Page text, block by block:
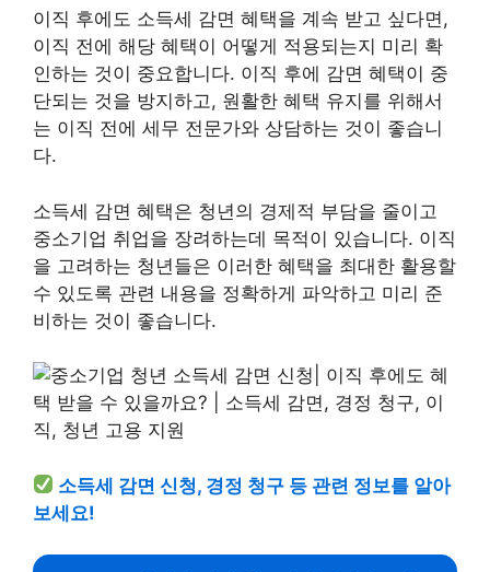
이직 후에도 소득세 감면 혜택을 계속 받고 싶다면,
이직 전에 해당 혜택이 어떻게 적용되는지 미리 확
인하는 것이 중요합니다. 이직 후에 감면 혜택이 중
단되는 것을 방지하고, 원활한 혜택 유지를 위해서
는 이직 전에 세무 전문가와 상담하는 것이 좋습니
다.
소득세 감면 혜택은 청년의 경제적 부담을 줄이고
중소기업 취업을 장려하는데 목적이 있습니다. 이직
을 고려하는 청년들은 이러한 혜택을 최대한 활용할
수 있도록 관련 내용을 정확하게 파악하고 미리 준
비하는 것이 좋습니다.
소득세 감면 신청, 경정 청구 등 관련 정보를 알아
보세요!